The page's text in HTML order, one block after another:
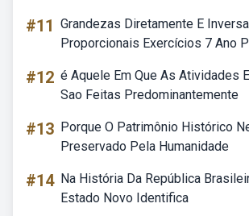
#11 Grandezas Diretamente E
Proporcionais Exercícios 7 Ano
#12 é Aquele Em Que As Atividades
Sao Feitas Predominantemente
#13 Porque O Patrimônio Histórico
Preservado Pela Humanidade
#14 Na História Da República
Estado Novo Identifica